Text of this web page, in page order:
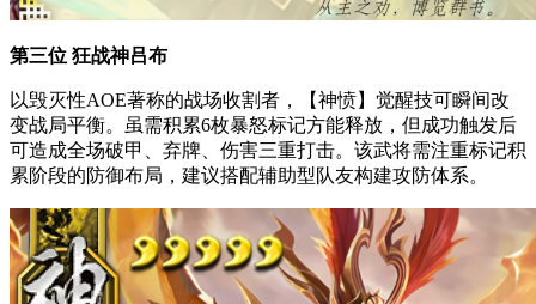
第三位 狂战神吕布
以毁灭性AOE著称的战场收割者，【神愤】觉醒技可瞬间改
变战局平衡。虽需积累6枚暴怒标记方能释放，但成功触发后
可造成全场破甲、弃牌、伤害三重打击。该武将需注重标记积
累阶段的防御布局，建议搭配辅助型队友构建攻防体系。